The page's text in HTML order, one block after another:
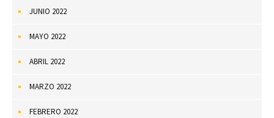
JUNIO 2022
MAYO 2022
ABRIL 2022
MARZO 2022
FEBRERO 2022